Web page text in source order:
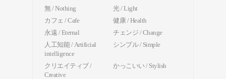
無 / Nothing
光 / Light
カフェ / Cafe
健康 / Health
永遠 / Eternal
チェンジ / Change
人工知能 / Artificial
intelligence
シンプル / Simple
クリエイティブ /
Creative
かっこいい / Stylish